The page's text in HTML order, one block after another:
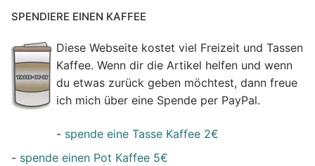
SPENDIERE EINEN KAFFEE
Diese Webseite kostet viel Freizeit und Tassen
Kaffee. Wenn dir die Artikel helfen und wenn
du etwas zurück geben möchtest, dann freue
ich mich über eine Spende per PayPal.
- spende eine Tasse Kaffee 2€
- spende einen Pot Kaffee 5€